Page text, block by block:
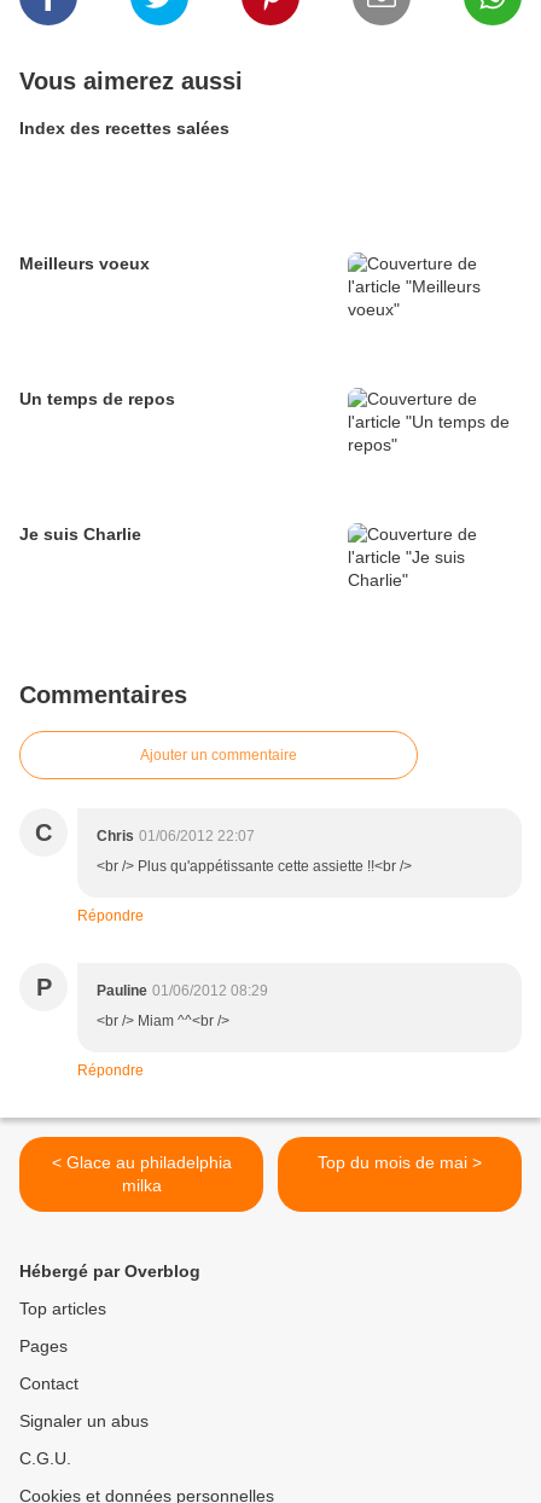
Vous aimerez aussi
Index des recettes salées
Meilleurs voeux
Un temps de repos
Je suis Charlie
Commentaires
Ajouter un commentaire
C Chris 01/06/2012 22:07
<br /> Plus qu'appétissante cette assiette !!<br />
Répondre
P Pauline 01/06/2012 08:29
<br /> Miam ^^<br />
Répondre
< Glace au philadelphia
milka
Top du mois de mai >
Hébergé par Overblog
Top articles
Pages
Contact
Signaler un abus
C.G.U.
Cookies et données personnelles